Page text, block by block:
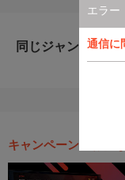
エラー
通信に
同じジャンルのお
キャンペーン・お得な